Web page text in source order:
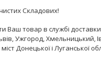
Складових!
товар в службі
Ужгород, Хмельницький,
Донецької і Луганської